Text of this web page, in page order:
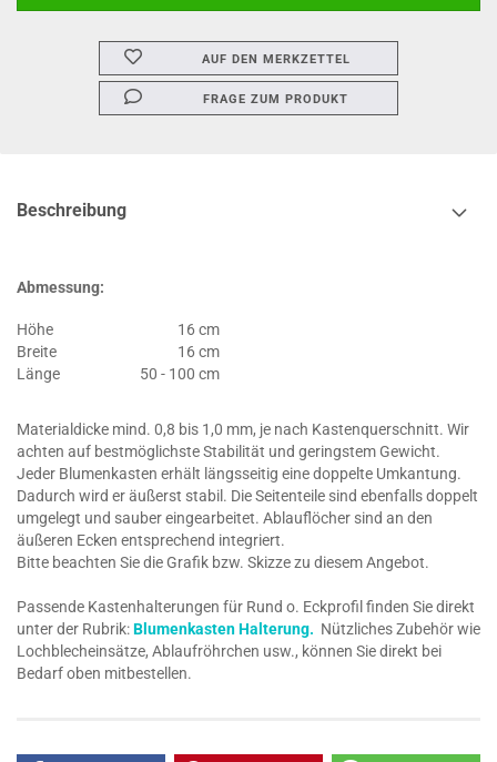
AUF DEN MERKZETTEL
FRAGE ZUM PRODUKT
Beschreibung
Abmessung:
Höhe
16 cm
Breite
16 cm
Länge
50 - 100 cm
Materialdicke mind. 0,8 bis 1,0 mm, je nach Kastenquerschnitt. Wir
achten auf bestmöglichste Stabilität und geringstem Gewicht.
Jeder Blumenkasten erhält längsseitig eine doppelte Umkantung.
Dadurch wird er äußerst stabil. Die Seitenteile sind ebenfalls doppelt
umgelegt und sauber eingearbeitet. Ablauflöcher sind an den
äußeren Ecken entsprechend integriert.
Bitte beachten Sie die Grafik bzw. Skizze zu diesem Angebot.
Passende Kastenhalterungen für Rund o. Eckprofil finden Sie direkt
unter der Rubrik:Blumenkasten Halterung. Nützliches Zubehör wie
Lochblecheinsätze, Ablaufröhrchen usw., können Sie direkt bei
Bedarf oben mitbestellen.